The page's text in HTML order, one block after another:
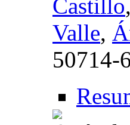
Castillo,
Valle,
50714-